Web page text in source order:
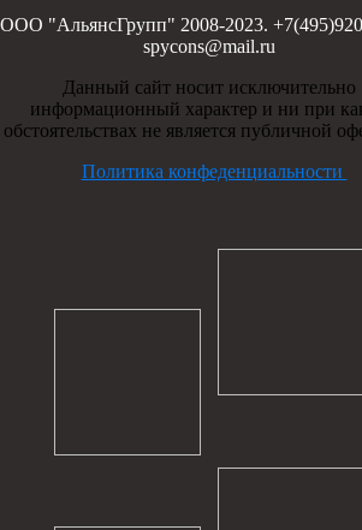
ООО "АльянсГрупп" 2008-2023.
spycons@mail.ru
Данный сайт носит исключительно
информационный характер и ни при
обстоятельствах не является публичной
Политика конфеденциальности